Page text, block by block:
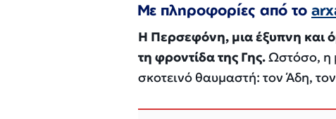
Με πληροφορίες από το
Η Περσεφόνη, μια έξυπνη και
τη φροντίδα της Γης.Ωστόσο, η
σκοτεινό θαυμαστή: τον Άδη,